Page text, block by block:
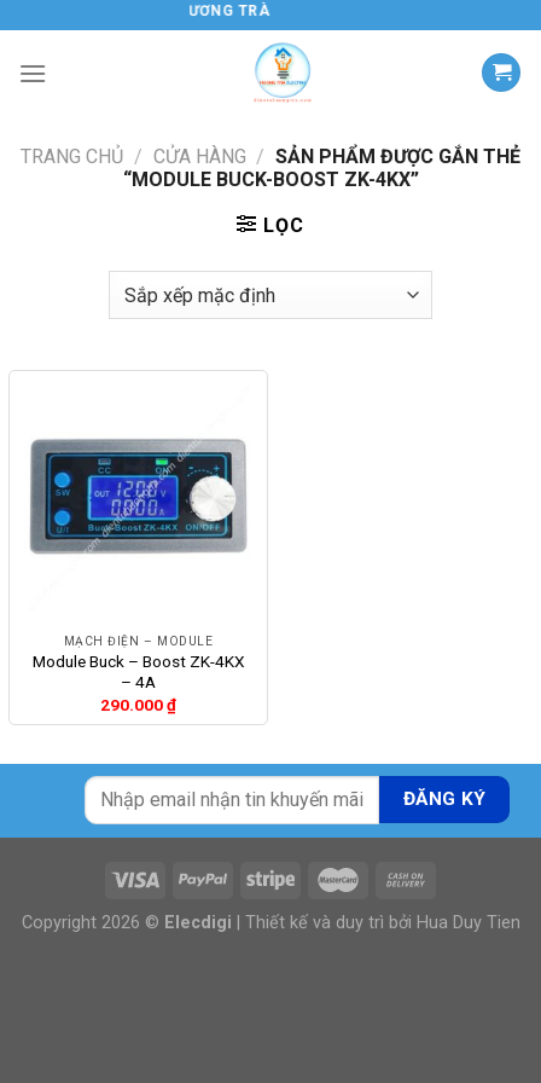
nội
ĐIỆN TỬ HƯƠNG TRÀ
TRANG CHỦ / CỬA HÀNG / SẢN PHẨM ĐƯỢC GẮN THẺ
“MODULE BUCK-BOOST ZK-4KX”
LỌC
MẠCH ĐIỆN – MODULE
Module Buck – Boost ZK-4KX
– 4A
290.000₫
Copyright 2026 © Elecdigi | Thiết kế và duy trì bởi Hua Duy Tien